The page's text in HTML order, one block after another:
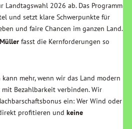
Landtagswahl 2026 ab. Das Programm
und setzt klare Schwerpunkte für
und faire Chancen im ganzen Land.
fasst die Kernforderungen so
kann mehr, wenn wir das Land modern
Bezahlbarkeit verbinden. Wir
ein: Wer Wind oder
profitieren und keine